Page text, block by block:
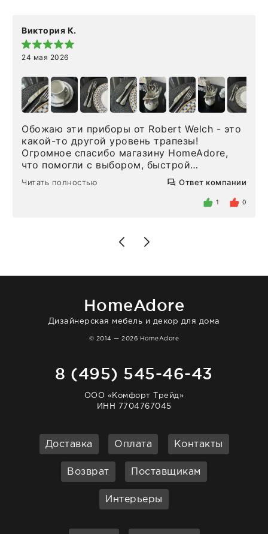
Виктория К.
24 мая 2026
Обожаю эти приборы от Robert Welch - это
какой-то другой уровень трапезы!
Огромное спасибо магазину HomeAdore,
что помогли с выбором, быстрой
доставкой и высоким сервисом. Один раз
была здесь лично, забирала чайные ложки,
внутри очень много антикварной посуды,
Позже заказывала остальные приборы -
доставили сдэком на следующий день к
отвечает очень быстро. Взаимодействием
Читать полностью Ответ компании
1 0
HomeAdore
Дизайнерская мебель и декор для дома
© 2014 — 2026 HomeAdore
8 (495) 545-46-43
ООО «Комфорт Трейд»
ИНН 7704767045
Доставка Оплата Контакты
Возврат Поставщикам
Интерьеры